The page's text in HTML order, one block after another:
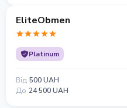
EliteObmen
Platinum
Від 500 UAH
До 24 500 UAH